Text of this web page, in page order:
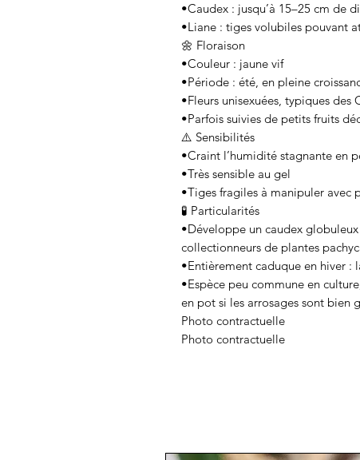
•Caudex : jusqu’à 15–25 cm de
•Liane : tiges volubiles pouvant
🌼 Floraison
•Couleur : jaune vif
•Période : été, en pleine
•Fleurs unisexuées, typiques des
•Parfois suivies de petits fruits
⚠️ Sensibilités
•Craint l’humidité stagnante en
•Très sensible au gel
•Tiges fragiles à manipuler avec
🧪 Particularités
•Développe un caudex
collectionneurs de plantes
•Entièrement caduque en hiver :
•Espèce peu commune en
en pot si les arrosages sont bien
Photo contractuelle
Photo contractuelle